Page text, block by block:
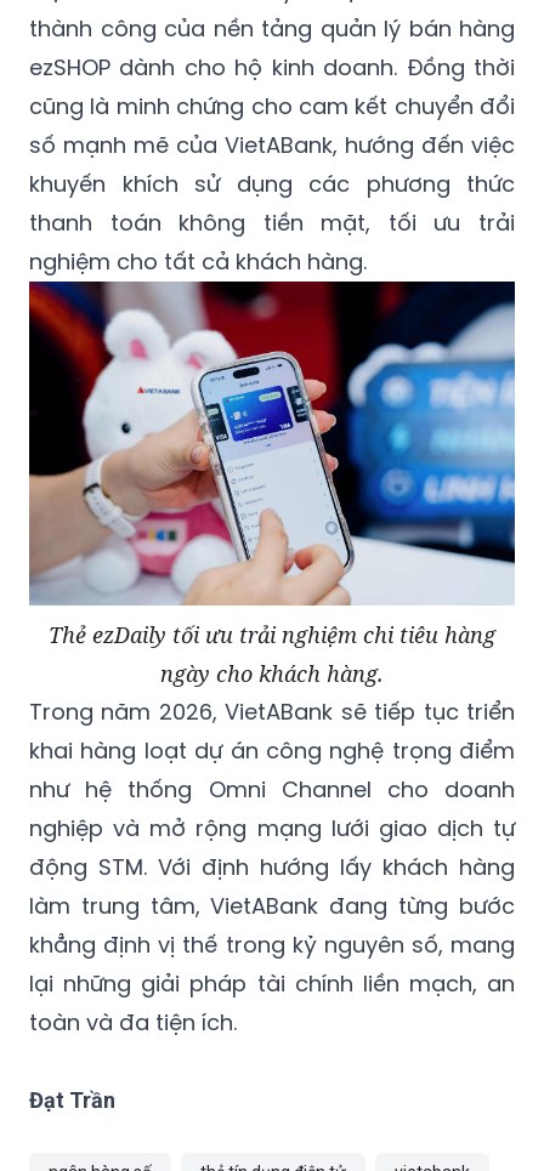
thành công của nền tảng quản lý bán hàng
ezSHOP dành cho hộ kinh doanh. Đồng thời
cũng là minh chứng cho cam kết chuyển đổi
số mạnh mẽ của VietABank, hướng đến việc
khuyến khích sử dụng các phương thức
thanh toán không tiền mặt, tối ưu trải
nghiệm cho tất cả khách hàng.
Thẻ ezDaily tối ưu trải nghiệm chi tiêu hàng
ngày cho khách hàng.
Trong năm 2026, VietABank sẽ tiếp tục triển
khai hàng loạt dự án công nghệ trọng điểm
như hệ thống Omni Channel cho doanh
nghiệp và mở rộng mạng lưới giao dịch tự
động STM. Với định hướng lấy khách hàng
làm trung tâm, VietABank đang từng bước
khẳng định vị thế trong kỷ nguyên số, mang
lại những giải pháp tài chính liền mạch, an
toàn và đa tiện ích.
Đạt Trần